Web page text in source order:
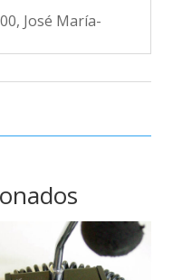
José María-